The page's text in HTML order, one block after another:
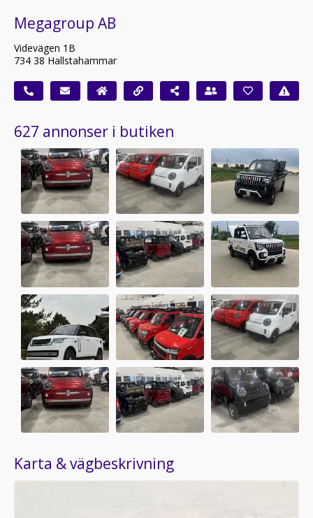
Megagroup AB
Videvägen 1B
734 38 Hallstahammar
627 annonser i butiken
Karta & vägbeskrivning